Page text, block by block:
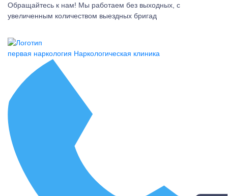
Обращайтесь к нам! Мы работаем без выходных, с
увеличенным количеством выездных бригад
первая наркология Наркологическая клиника